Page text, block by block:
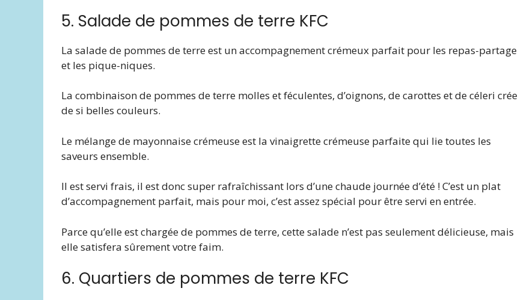
5. Salade de pommes de terre KFC
La salade de pommes de terre est un accompagnement crémeux parfait pour les repas-partage
et les pique-niques.
La combinaison de pommes de terre molles et féculentes, d’oignons, de carottes et de céleri crée
de si belles couleurs.
Le mélange de mayonnaise crémeuse est la vinaigrette crémeuse parfaite qui lie toutes les
saveurs ensemble.
Il est servi frais, il est donc super rafraîchissant lors d’une chaude journée d’été ! C’est un plat
d’accompagnement parfait, mais pour moi, c’est assez spécial pour être servi en entrée.
Parce qu’elle est chargée de pommes de terre, cette salade n’est pas seulement délicieuse, mais
elle satisfera sûrement votre faim.
6. Quartiers de pommes de terre KFC